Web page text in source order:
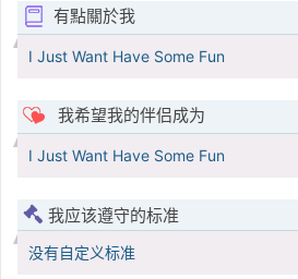
有點關於我
I Just Want Have Some Fun
我希望我的伴侣成为
I Just Want Have Some Fun
我应该遵守的标准
没有自定义标准